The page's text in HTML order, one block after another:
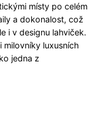
místy po celém
a dokonalost, což
i v designu lahviček.
milovníky luxusních
jedna z